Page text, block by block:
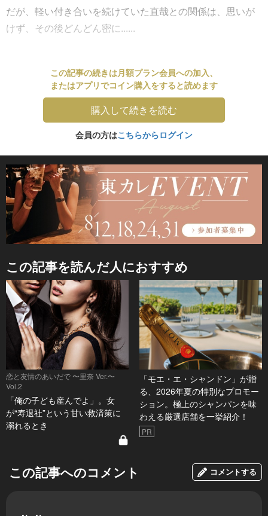
だが、軽い付き合いを続けていた直哉との関係は、思いが
けず、その後どんどん密に......
この記事の続きは月額プラン会員への加入、
またはアプリでコイン購入をすると読めます
購入して続きを読む
会員の方はこちらからログイン
この記事を読んだ人におすすめ
恋と友情のあいだで 〜里奈 Ver.〜
Vol.2
「俺の子ども産んでよ」。女
が“寿退社”という甘い救済策に
溺れるとき
「モエ・エ・シャンドン」が贈
る、2026年夏の特別なプロモー
ション。極上のシャンパンを味
わえる厳選店舗を一挙紹介！
PR
この記事へのコメント コメントする